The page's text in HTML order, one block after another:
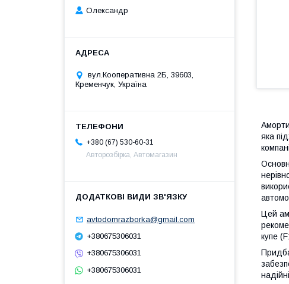
яка
Цей
купе
Олександр
вул.Кооперативна 2Б, 39603,
Кременчук, Україна
+380 (67) 530-60-31
Авторозбірка, Автомагазин
avtodomrazborka@gmail.com
+380675306031
+380675306031
+380675306031